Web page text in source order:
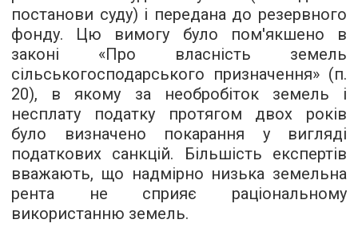
постанови суду) і передана до резервного
фонду. Цю вимогу було пом'якшено в
законі «Про власність земель
сільськогосподарського призначення» (п.
20), в якому за необробіток земель і
несплату податку протягом двох років
було визначено покарання у вигляді
податкових санкцій. Більшість експертів
вважають, що надмірно низька земельна
рента не сприяє раціональному
використанню земель.